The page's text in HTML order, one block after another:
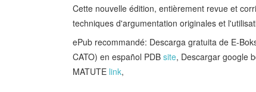
Cette nouvelle édition, entièrement revue et
techniques d'argumentation originales et
ePub recommandé: Descarga gratuita de E-
CATO) en español PDB site, Descargar google
MATUTE link,